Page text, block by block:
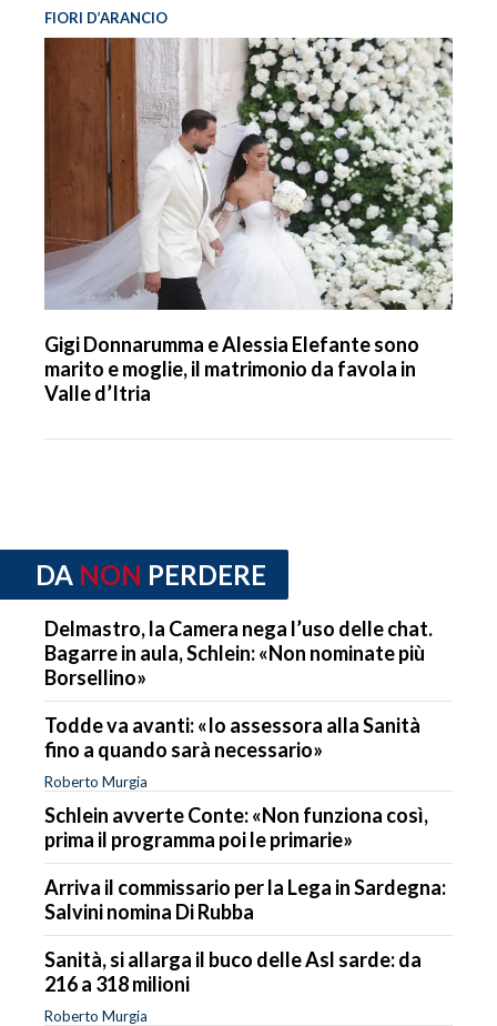
FIORI D’ARANCIO
Gigi Donnarumma e Alessia Elefante sono
marito e moglie, il matrimonio da favola in
Valle d’Itria
DA NON PERDERE
Delmastro, la Camera nega l’uso delle chat.
Bagarre in aula, Schlein: «Non nominate più
Borsellino»
Todde va avanti: «Io assessora alla Sanità
fino a quando sarà necessario»
Roberto Murgia
Schlein avverte Conte: «Non funziona così,
prima il programma poi le primarie»
Arriva il commissario per la Lega in Sardegna:
Salvini nomina Di Rubba
Sanità, si allarga il buco delle Asl sarde: da
216 a 318 milioni
Roberto Murgia